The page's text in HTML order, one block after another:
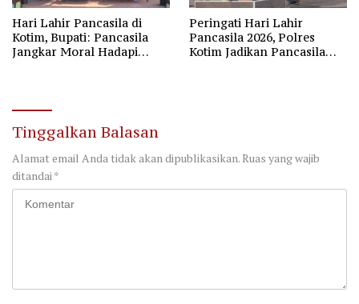
Hari Lahir Pancasila di
Kotim, Bupati: Pancasila
Jangkar Moral Hadapi
Peringati Hari Lahir
Pancasila 2026, Polres
Kotim Jadikan Pancasila
Tinggalkan Balasan
Alamat email Anda tidak akan dipublikasikan.Ruas yang wajib
ditandai *